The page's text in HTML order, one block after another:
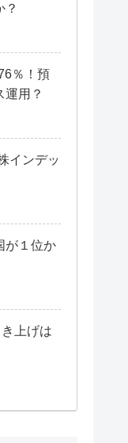
？
％！預
運用？
インデッ
が１位か
上げは